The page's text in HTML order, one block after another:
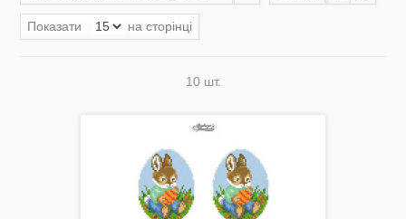
КРАЇНА / Вишиванки
Показати на сторінці
10 шт.